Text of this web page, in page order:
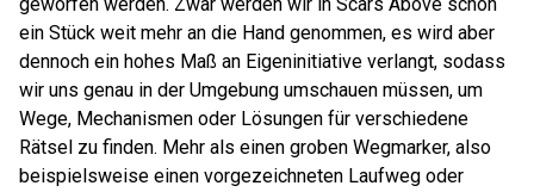
ein Stück weit mehr an die Hand genommen, es wird aber
dennoch ein hohes Maß an Eigeninitiative verlangt, sodass
wir uns genau in der Umgebung umschauen müssen, um
Wege, Mechanismen oder Lösungen für verschiedene
Rätsel zu finden. Mehr als einen groben Wegmarker, also
beispielsweise einen vorgezeichneten Laufweg oder